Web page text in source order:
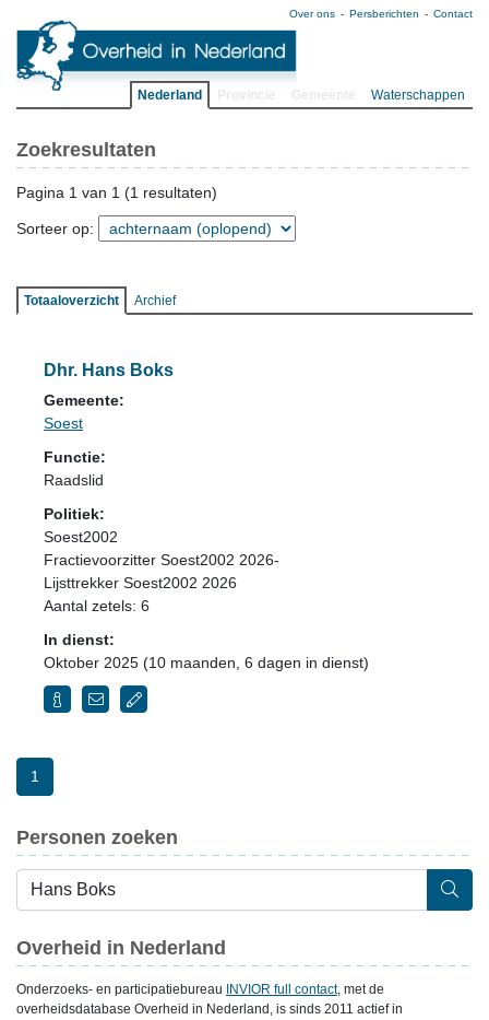
Over ons Persberichten Contact
Nederland Waterschappen
Zoekresultaten
Pagina 1 van 1 (1 resultaten)
Sorteer op:
Totaaloverzicht Archief
Dhr. Hans Boks
Gemeente:
Soest
Functie:
Raadslid
Politiek:
Soest2002
Fractievoorzitter Soest2002 2026-
Lijsttrekker Soest2002 2026
Aantal zetels: 6
In dienst:
Oktober 2025 (10 maanden, 6 dagen in dienst)
1
Personen zoeken
Overheid in Nederland
Onderzoeks- en participatiebureau INVIOR full contact, met de
overheidsdatabase Overheid in Nederland, is sinds 2011 actief in